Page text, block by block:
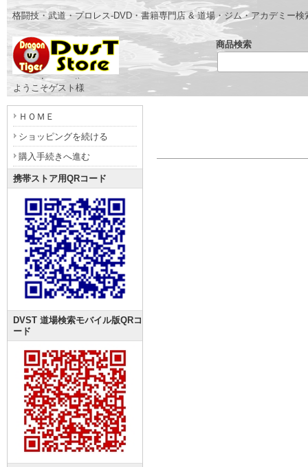
格闘技・武道・プロレス-DVD・書籍専門店 & 道場・ジム・アカデミー検
- www.dragonvstiger.com -
商品検索
ようこそゲスト様
ＨＯＭＥ
ショッピングを続ける
購入手続きへ進む
携帯ストア用QRコード
DVST 道場検索モバイル版QRコ
ード